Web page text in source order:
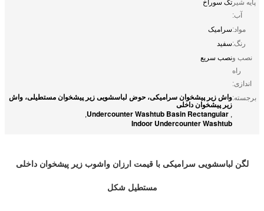
پایه شیر
آب:
تک سوراخ
مواد:سرامیک
رنگ:سفید
نصب و
راه
اندازی:
نصب سریع
برجسته:واش زیر پیشخوان سرامیکی، حوض لباسشویی زیر پیشخوان مستطیلی، واش
زیر پیشخوان داخلی
,
Undercounter Washtub Basin Rectangular
,
Indoor Undercounter Washtub
لگن لباسشویی سرامیکی با قیمت ارزان واشوب زیر پیشخوان داخلی
مستطیل شکل